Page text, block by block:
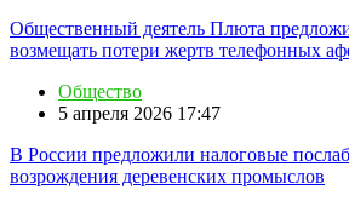
Общественный деятель Плюта
возмещать потери жертв телефонных
Общество
5 апреля 2026 17:47
В России предложили налоговые
возрождения деревенских промыслов